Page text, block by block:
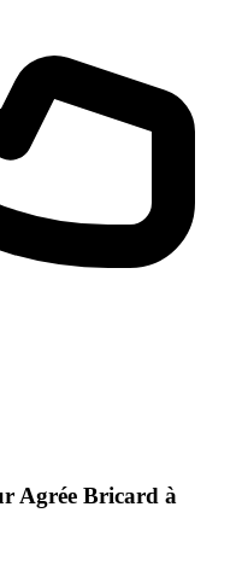
Agrée Bricard à